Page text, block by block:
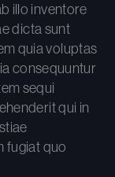
illo inventore
dicta sunt
quia voluptas
consequuntur
sequi
qui in
fugiat quo